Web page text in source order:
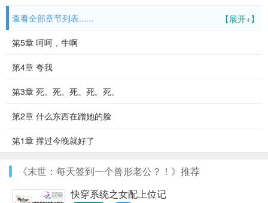
【展开+】
查看全部章节列表......
第5章 呵呵，牛啊
第4章 夸我
第3章 死。死。死。死。死。
第2章 什么东西在蹭她的脸
第1章 撑过今晚就好了
《末世：每天签到一个兽形老公？！》推荐
快穿系统之女配上位记